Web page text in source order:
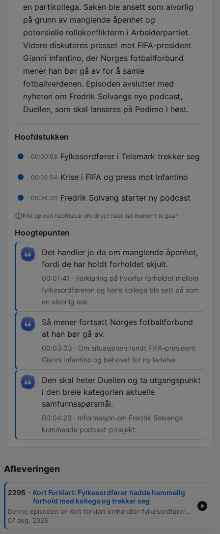
en partikollega. Saken ble ansett som alvorlig
på grunn av manglende åpenhet og
potensielle rollekonflikterm i Arbeiderpartiet.
Videre diskuteres presset mot FIFA-president
Gianni Infantino, der Norges fotballforbund
mener han bør gå av for å samle
fotballverdenen. Episoden avslutter med
nyheten om Fredrik Solvangs nye podcast,
Duellen, som skal lanseres på Podimo i høst.
Hoofdstukken
00:00:03 Fylkesordfører i Telemark trekker seg
00:02:54 Krise i FIFA og press mot Infantino
00:04:20 Fredrik Solvang starter ny podcast
Klik op een hoofdstuk om direct naar dat moment te gaan
Hoogtepunten
Det handler jo da om manglende åpenhet,
fordi de har holdt forholdet skjult.
00:01:41 · Forklaring på hvorfor forholdet mellom
fylkesordføreren og hans kollega ble sett på som
en alvorlig sak.
Så mener fortsatt Norges fotballforbund
at han bør gå av.
00:03:03 · Om situasjonen rundt FIFA-president
Gianni Infantino og behovet for ny ledelse.
Den skal heter Duellen og ta utgangspunkt
i den breie kategorien aktuelle
samfunnsspørsmål.
00:04:23 · Informasjon om Fredrik Solvangs
kommende podcast-prosjekt.
Afleveringen
2295 - Kort Forklart: Fylkesordfører hadde hemmelig
forhold med kollega og trekker seg
Denne episoden av Kort forklart omhandler fylkesordføreren i Telemark, Sven Tore Løkslid, som har trukket seg fra sin stilling etter at han innrømmet et hemmelig forhold til en partikollega. Saken ble ansett som alvorlig på grunn av manglende åpenhet og potensielle rollekonflikterm i Arbeiderpartiet. Videre diskuteres presset mot FIFA-president Gianni Infantino, der Norges fotballforbund mener han bør gå av for å samle fotballverdenen. Episoden avslutter med nyheten om Fredrik Solvangs nye podcast, Duellen, som skal lanseres på Podimo i høst.
07 aug. 2026